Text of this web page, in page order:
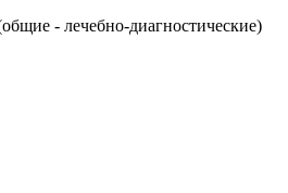
- лечебно-диагностические)